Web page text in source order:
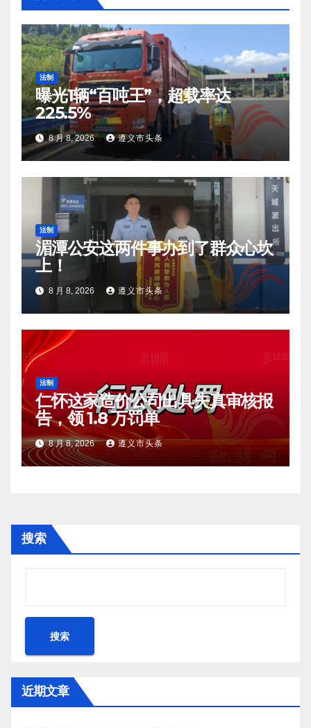
法制
曝光1辆“百吨王”，超载率达
225.5%
8 月 8, 2026 遵义市头条
法制
湄潭公安这两件事办到了群众心坎
上！
8 月 8, 2026 遵义市头条
法制
仁怀这家造价公司出具失真审核报
告，领 1.8 万罚单
8 月 8, 2026 遵义市头条
搜索
搜索
近期文章